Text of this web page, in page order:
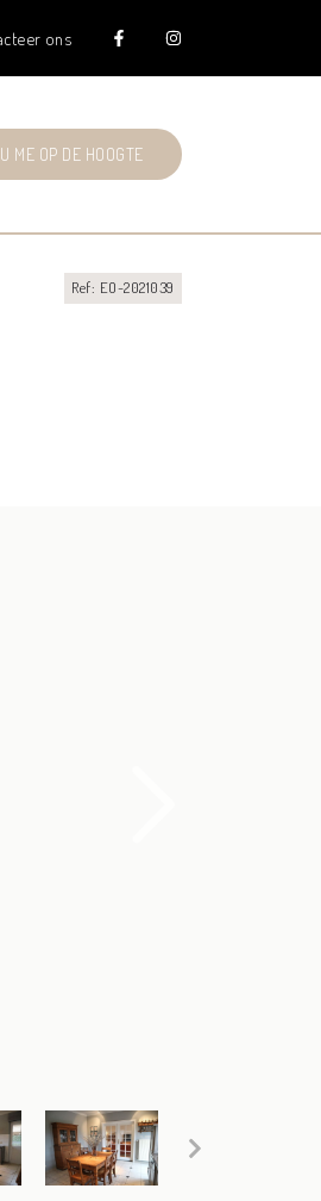
ons
ME OP DE HOOGTE
Ref: EO-2021039